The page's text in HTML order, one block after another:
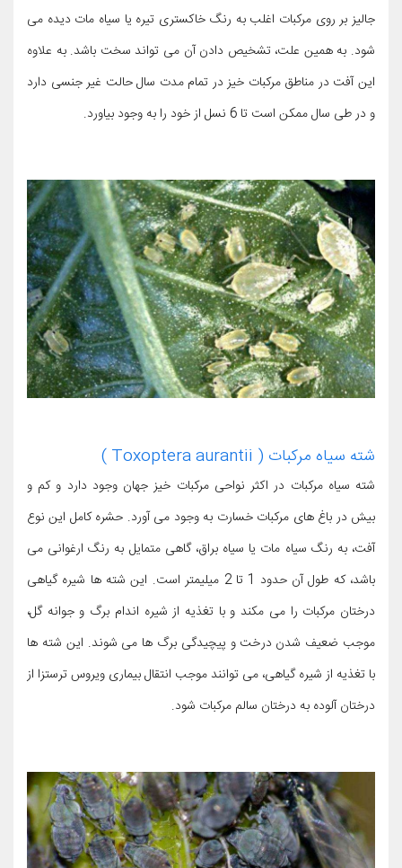
جالیز بر روی مرکبات اغلب به رنگ خاکستری تیره یا سیاه مات دیده می
شود. به همین علت، تشخیص دادن آن می تواند سخت باشد. به علاوه
این آفت در مناطق مرکبات خیز در تمام مدت سال حالت غیر جنسی دارد
و در طی سال ممکن است تا 6 نسل از خود را به وجود بیاورد.
شته سیاه مرکبات ( Toxoptera aurantii )
شته سیاه مرکبات در اکثر نواحی مرکبات خیز جهان وجود دارد و کم و
بیش در باغ های مرکبات خسارت به وجود می آورد. حشره کامل این نوع
آفت، به رنگ سیاه مات یا سیاه براق، گاهی متمایل به رنگ ارغوانی می
باشد، که طول آن حدود 1 تا 2 میلیمتر است. این شته ها شیره گیاهی
درختان مرکبات را می مکند و با تغذیه از شیره اندام برگ و جوانه گل،
موجب ضعیف شدن درخت و پیچیدگی برگ ها می شوند. این شته ها
با تغذیه از شیره گیاهی، می توانند موجب انتقال بیماری ویروس ترستزا از
درختان آلوده به درختان سالم مرکبات شود.